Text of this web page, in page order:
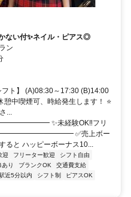
ない付✨ネイル・ピアス◎
ン
ト】 (A)08:30～17:30 (B)14:00
中喫煙可、時給発生します！ ⭐
...
✨未経験OK‼フリ
✅売上ボー
ると ハッピーボーナス10...
迎 フリーター歓迎
シフト自由
あり ブランクOK
交通費支給
近5分以内 シフト制
ピアスOK